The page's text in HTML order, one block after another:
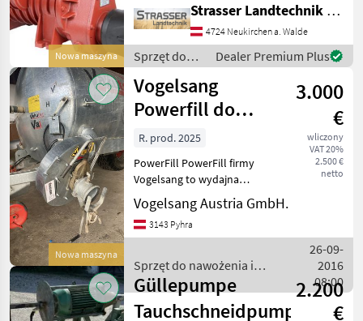
Nowa maszyna
und einstellbarem
Tropföler) - Druck maximal:
1, 5 bar - Gewicht: 160 kg -
Luftleistung Kompress
Strasser Landtechnik GmbH
4724 Neukirchen a. Walde
Sprzęt do
nawożenia i
nawadniania
/ Battioni-
Pagani
Dealer Premium Plus
Nowa maszyna
Vogelsang
Powerfill do
beczki
próżniowej
3.000
€
wliczony
VAT 20%
2.500 €
netto
R. prod. 2025
PowerFill PowerFill firmy
Vogelsang to wydajna
pomoc w napełnianiu
bębnów próżniowych.
Obszerna obudowa
prędkość, co prowadzi do
maksymal
Vogelsang Austria GmbH.
3143 Pyhra
Sprzęt do nawożenia i
nawadniania / Vogelsang
26-09-
2016
08:00
Güllepumpe
Tauchschneidpumpe
2.200
€